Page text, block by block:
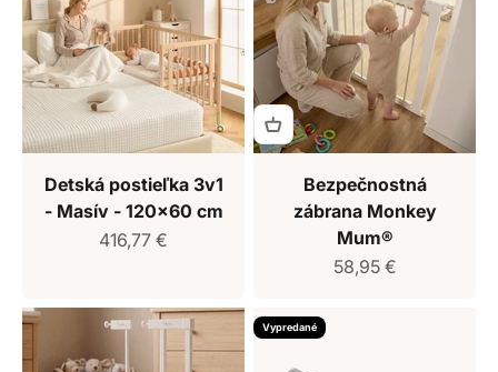
Detská postieľka 3v1
- Masív - 120x60 cm
Predajná cena
416,77 €
Bezpečnostná
zábrana Monkey
Mum®
Predajná cena
58,95 €
Vypredané